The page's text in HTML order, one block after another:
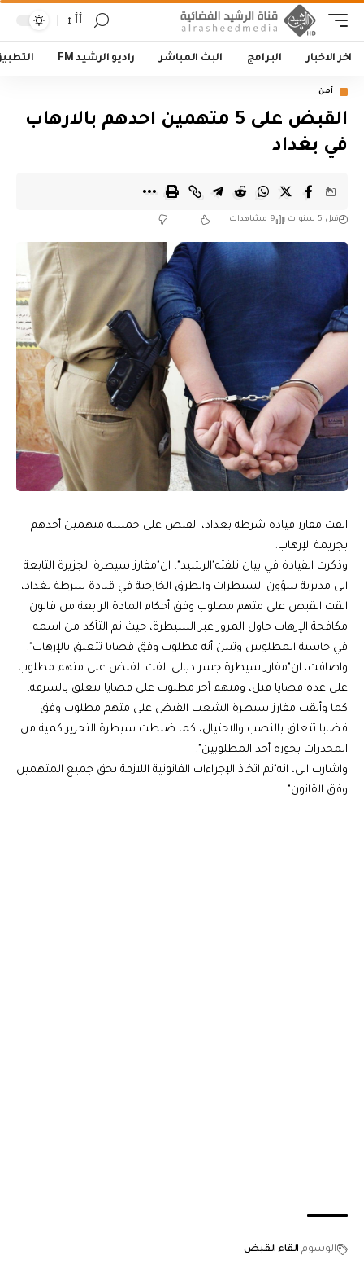
أأ
اخر الاخبار البرامج البث المباشر راديو الرشيد FM
أمن
القبض على 5 متهمين احدهم بالارهاب
في بغداد
قبل 5 سنوات 9 مشاهدات
القت مفارز قيادة شرطة بغداد، القبض على خمسة متهمين أحدهم
بجريمة الإرهاب.
وذكرت القيادة في بيان تلقته"الرشيد"، ان"مفارز سيطرة الجزيرة التابعة
الى مديرية شؤون السيطرات والطرق الخارجية في قيادة شرطة بغداد،
القت القبض على متهم مطلوب وفق أحكام المادة الرابعة من قانون
مكافحة الإرهاب حاول المرور عبر السيطرة، حيث تم التأكد من اسمه
في حاسبة المطلوبين وتبين أنه مطلوب وفق قضايا تتعلق بالإرهاب".
واضافت، ان"مفارز سيطرة جسر ديالى القت القبض على متهم مطلوب
على عدة قضايا قتل، ومتهم آخر مطلوب على قضايا تتعلق بالسرقة،
كما وألقت مفارز سيطرة الشعب القبض على متهم مطلوب وفق
قضايا تتعلق بالنصب والاحتيال، كما ضبطت سيطرة التحرير كمية من
المخدرات بحوزة أحد المطلوبين".
واشارت الى، انه"تم اتخاذ الإجراءات القانونية اللازمة بحق جميع المتهمين
وفق القانون".
الوسوم القاء القبض